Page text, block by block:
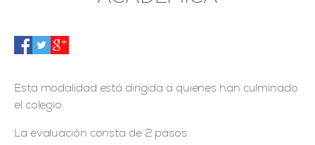
Esta modalidad está dirigida a quienes han culminado
el colegio.
La evaluación consta de 2 pasos: